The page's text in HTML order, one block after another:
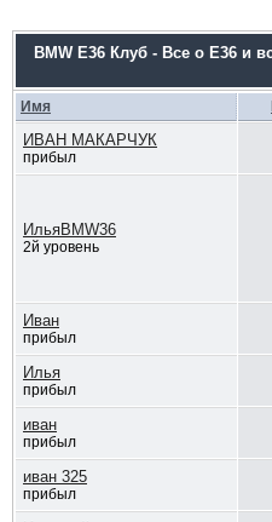
BMW E36 Клуб - Все о Е36 и
Имя
ИВАН МАКАРЧУК
прибыл
ИльяBMW36
2й уровень
Иван
прибыл
Илья
прибыл
иван
прибыл
иван 325
прибыл